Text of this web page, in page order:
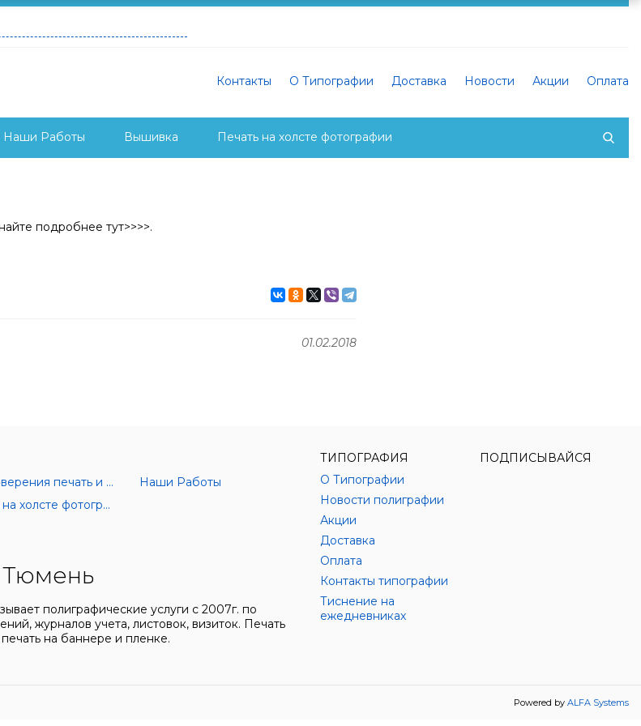
Контакты О Типографии Доставка Новости Акции Оплата
Наши Работы Вышивка Печать на холсте фотографии
подробнее тут>>>>.
01.02.2018
Удостоверения печать и изготовление
Наши Работы
Печать на холсте фотографии
полиграфические услуги с 2007г. по
журналов учета, листовок, визиток. Печать
на баннере и пленке.
ТИПОГРАФИЯ
О Типографии
Новости полиграфии
Акции
Доставка
Оплата
Контакты типографии
Тиснение на
ежедневниках
ПОДПИСЫВАЙСЯ
Powered by ALFA Systems